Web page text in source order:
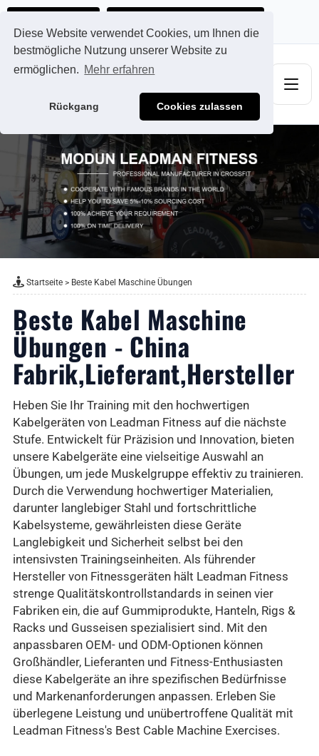
Diese Website verwendet Cookies, um Ihnen die
bestmögliche Nutzung unserer Website zu
ermöglichen. Mehr erfahren
Rückgang Cookies zulassen
Startseite> Beste Kabel Maschine Übungen
Beste Kabel Maschine
Übungen - China
Fabrik,Lieferant,Hersteller
Heben Sie Ihr Training mit den hochwertigen
Kabelgeräten von Leadman Fitness auf die nächste
Stufe. Entwickelt für Präzision und Innovation, bieten
unsere Kabelgeräte eine vielseitige Auswahl an
Übungen, um jede Muskelgruppe effektiv zu trainieren.
Durch die Verwendung hochwertiger Materialien,
darunter langlebiger Stahl und fortschrittliche
Kabelsysteme, gewährleisten diese Geräte
Langlebigkeit und Sicherheit selbst bei den
intensivsten Trainingseinheiten. Als führender
Hersteller von Fitnessgeräten hält Leadman Fitness
strenge Qualitätskontrollstandards in seinen vier
Fabriken ein, die auf Gummiprodukte, Hanteln, Rigs &
Racks und Gusseisen spezialisiert sind. Mit den
anpassbaren OEM- und ODM-Optionen können
Großhändler, Lieferanten und Fitness-Enthusiasten
diese Kabelgeräte an ihre spezifischen Bedürfnisse
und Markenanforderungen anpassen. Erleben Sie
überlegene Leistung und unübertroffene Qualität mit
Leadman Fitness's Best Cable Machine Exercises.